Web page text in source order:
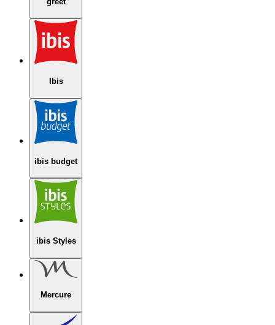
Ibis
ibis budget
ibis Styles
Mercure